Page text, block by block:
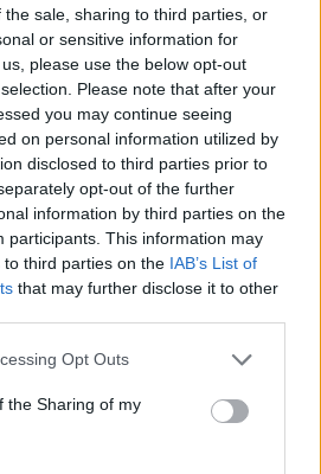
sale, sharing to third parties, or
or sensitive information for
please use the below opt-out
Please note that after your
you may continue seeing
on personal information utilized by
disclosed to third parties prior to
opt-out of the further
information by third parties on the
participants. This information may
third parties on the IAB’s List of
that may further disclose it to other
Opt Outs
the Sharing of my
Αστραφτερό, λευκό
χαμόγελο: 2 φυσικοί
τρόποι για να το
αποκτήσετε αυτές
τις γιορτές!